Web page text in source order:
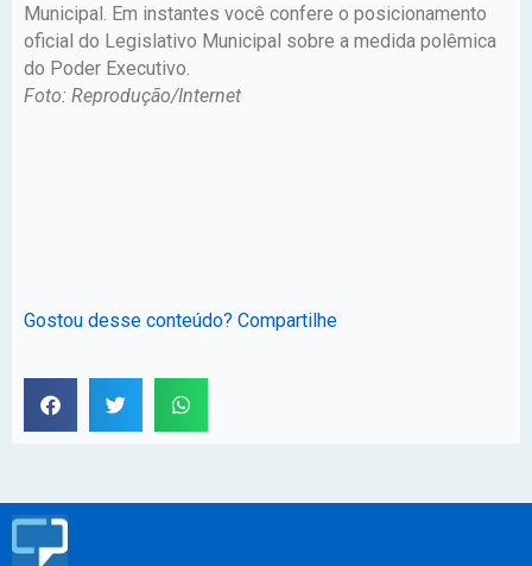
Municipal. Em instantes você confere o posicionamento
oficial do Legislativo Municipal sobre a medida polêmica
do Poder Executivo.
Foto: Reprodução/Internet
Gostou desse conteúdo? Compartilhe